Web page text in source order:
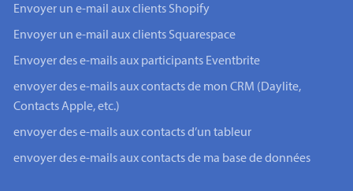
Envoyer un e-mail aux clients Shopify
Envoyer un e-mail aux clients Squarespace
Envoyer des e-mails aux participants Eventbrite
envoyer des e-mails aux contacts de mon CRM (Daylite,
Contacts Apple, etc.)
envoyer des e-mails aux contacts d’un tableur
envoyer des e-mails aux contacts de ma base de données